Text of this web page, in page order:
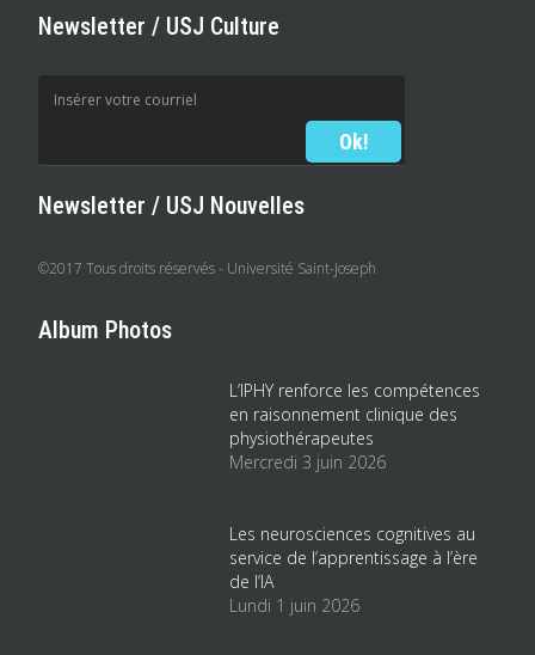
Newsletter / USJ Culture
Newsletter / USJ Nouvelles
©2017 Tous droits réservés - Université Saint-Joseph
Album Photos
L’IPHY renforce les compétences
en raisonnement clinique des
physiothérapeutes
Mercredi 3 juin 2026
Les neurosciences cognitives au
service de l’apprentissage à l’ère
de l’IA
Lundi 1 juin 2026